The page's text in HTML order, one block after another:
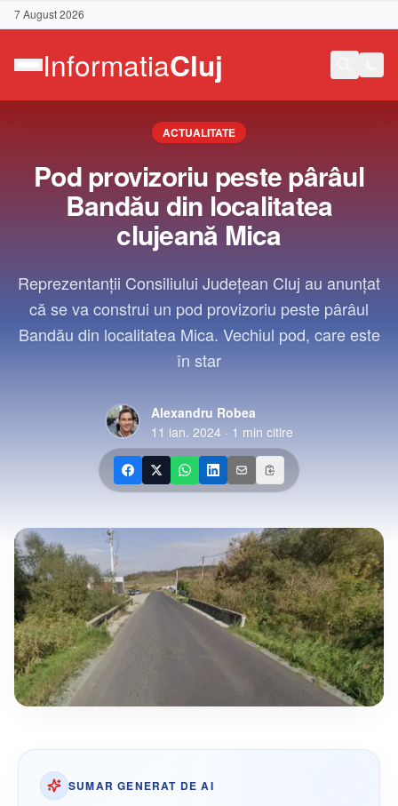
7 August 2026
ACTUALITATE
Pod provizoriu peste pârâul
Bandău din localitatea
clujeană Mica
Reprezentanții Consiliului Județean Cluj au anunțat
că se va construi un pod provizoriu peste pârâul
Bandău din localitatea Mica. Vechiul pod, care este
în star
Alexandru Robea
11 ian. 2024 · 1 min citire
SUMAR GENERAT DE AI